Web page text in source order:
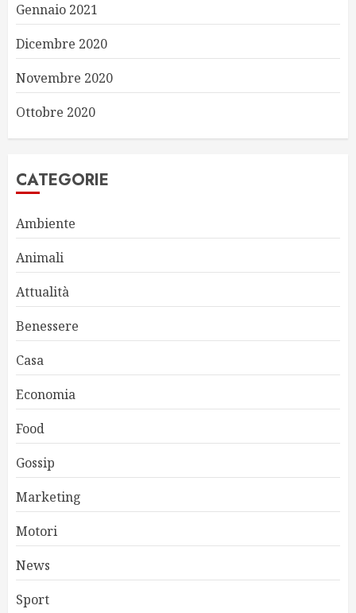
Gennaio 2021
Dicembre 2020
Novembre 2020
Ottobre 2020
CATEGORIE
Ambiente
Animali
Attualità
Benessere
Casa
Economia
Food
Gossip
Marketing
Motori
News
Sport